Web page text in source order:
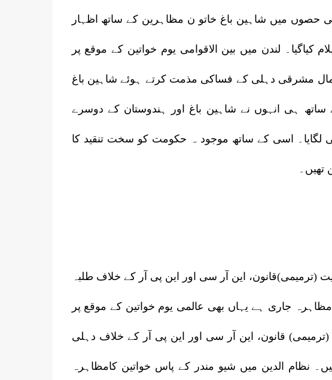
حصوں میں شاہین باغ خاتو ن مظاہرین کے ساتھ اظہار
لندن میں بین الاقوامی یوم خواتین کے موقع پر
مشرقی دہلی کے فساکی مذمت کرتے ہوئے شاہین باغ
ہی انہوں نے شاہین باغ اور ہندوستان کے دوسرے
لگایا۔ اسی کے ساتھ موجود ہ حکومت کو سخت تنقید کا
تھیں۔
(ترمیمی)قانون، این آر سی اور این پی آر کے خلاف طلبہ
کررہے ہیں اور 24گھنٹے کا مظاہرہ جاری ہے یہاں بھی عالمی یوم خواتین کے موقع پر
قانون، این آر سی اور این پی آر کے خلاف دہلی
نظام الدین میں شیو مندر کے پاس خواتین کامظاہرہ